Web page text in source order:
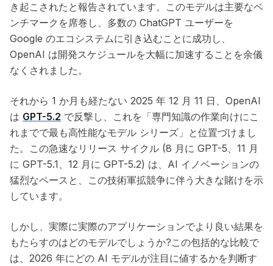
き起こされたと報告されています。このモデルは主要なベ
ンチマークを席巻し、多数の ChatGPT ユーザーを
Google のエコシステムに引き込むことに成功し、
OpenAI は開発スケジュールを大幅に加速することを余儀
なくされました。
それから 1 か月も経たない 2025 年 12 月 11 日、OpenAI
は GPT-5.2 で反撃し、これを「専門知識の作業向けにこ
れまでで最も高性能なモデル シリーズ」と位置づけまし
た。この急速なリリース サイクル (8 月に GPT-5、11 月
に GPT-5.1、12 月に GPT-5.2) は、AI イノベーションの
猛烈なペースと、この技術軍拡競争に伴う大きな賭けを示
しています。
しかし、実際に実際のアプリケーションでより良い結果を
もたらすのはどのモデルでしょうか?この包括的な比較で
は、2026 年にどの AI モデルが注目に値するかを判断す